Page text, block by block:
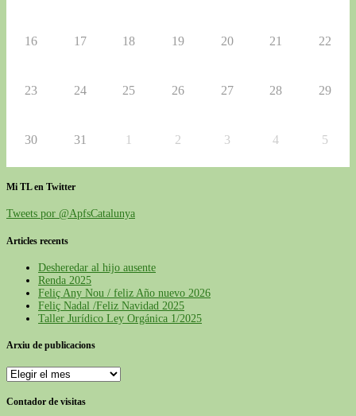
16 17 18 19 20 21 22
23 24 25 26 27 28 29
30 31 1 2 3 4 5
Mi TL en Twitter
Tweets por @ApfsCatalunya
Articles recents
Desheredar al hijo ausente
Renda 2025
Feliç Any Nou / feliz Año nuevo 2026
Feliç Nadal /Feliz Navidad 2025
Taller Jurídico Ley Orgánica 1/2025
Arxiu de publicacions
Contador de visitas